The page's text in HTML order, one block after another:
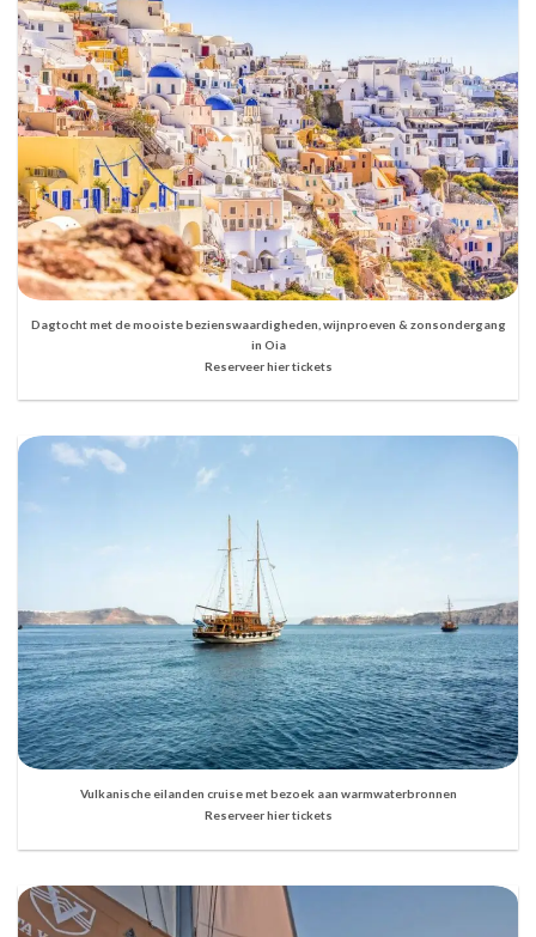
Dagtocht met de mooiste bezienswaardigheden, wijnproeven & zonsondergang
in Oia
Reserveer hier tickets
Vulkanische eilanden cruise met bezoek aan warmwaterbronnen
Reserveer hier tickets